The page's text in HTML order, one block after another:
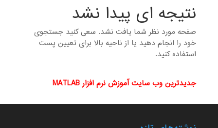
نتیجه ای پیدا نشد
صفحه مورد نظر شما یافت نشد. سعی کنید جستجوی
خود را انجام دهید یا از ناحیه بالا برای تعیین پست
استفاده کنید.
جدیدترین وب سایت آموزش نرم افزار MATLAB